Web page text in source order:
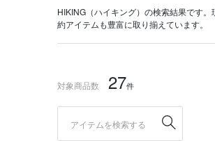
HIKING（ハイキング）の検索結果です
約アイテムも豊富に取り揃えています。
対象商品数 27件